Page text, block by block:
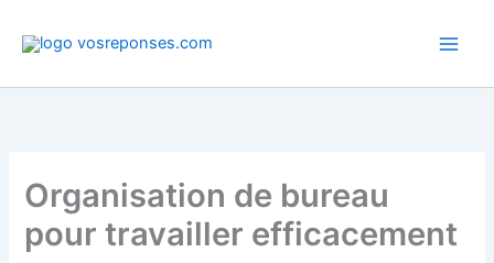
Organisation de bureau
pour travailler efficacement